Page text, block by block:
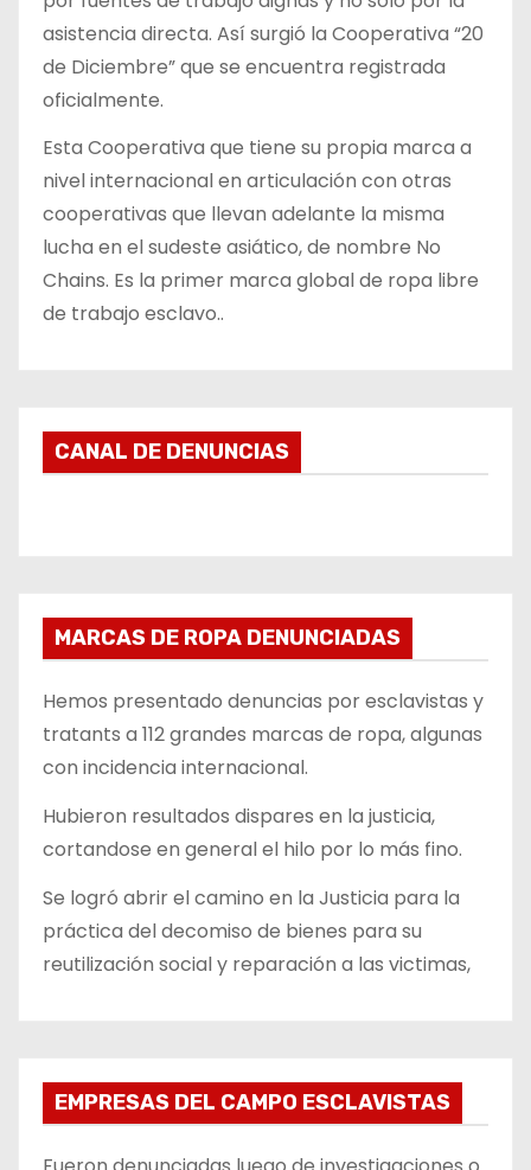
asistencia directa. Así surgió la Cooperativa “20
de Diciembre” que se encuentra registrada
oficialmente.
Esta Cooperativa que tiene su propia marca a
nivel internacional en articulación con otras
cooperativas que llevan adelante la misma
lucha en el sudeste asiático, de nombre No
Chains. Es la primer marca global de ropa libre
de trabajo esclavo..
CANAL DE DENUNCIAS
MARCAS DE ROPA DENUNCIADAS
Hemos presentado denuncias por esclavistas y
tratants a 112 grandes marcas de ropa, algunas
con incidencia internacional.
Hubieron resultados dispares en la justicia,
cortandose en general el hilo por lo más fino.
Se logró abrir el camino en la Justicia para la
práctica del decomiso de bienes para su
reutilización social y reparación a las victimas,
EMPRESAS DEL CAMPO ESCLAVISTAS